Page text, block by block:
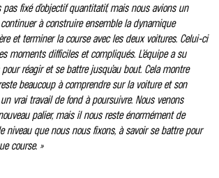
fixé d’objectif quantitatif, mais nous avions un
à construire ensemble la dynamique
et terminer la course avec les deux voitures. Celui-ci
moments difficiles et compliqués. L’équipe a su
réagir et se battre jusqu’au bout. Cela montre
beaucoup à comprendre sur la voiture et son
vrai travail de fond à poursuivre. Nous venons
palier, mais il nous reste énormément de
niveau que nous nous fixons, à savoir se battre pour
course. »